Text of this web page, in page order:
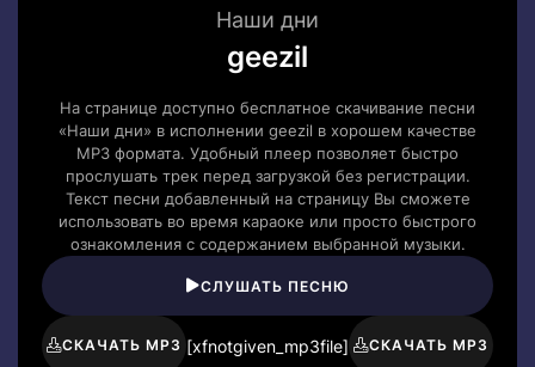
Наши дни
geezil
На странице доступно бесплатное скачивание песни
«Наши дни» в исполнении geezil в хорошем качестве
MP3 формата. Удобный плеер позволяет быстро
прослушать трек перед загрузкой без регистрации.
Текст песни добавленный на страницу Вы сможете
использовать во время караоке или просто быстрого
ознакомления с содержанием выбранной музыки.
СЛУШАТЬ ПЕСНЮ
СКАЧАТЬ MP3 [xfnotgiven_mp3file] СКАЧАТЬ MP3